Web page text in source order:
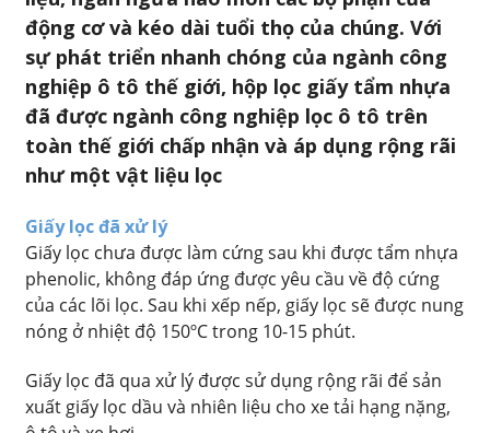
động cơ và kéo dài tuổi thọ của chúng. Với
sự phát triển nhanh chóng của ngành công
nghiệp ô tô thế giới, hộp lọc giấy tẩm nhựa
đã được ngành công nghiệp lọc ô tô trên
toàn thế giới chấp nhận và áp dụng rộng rãi
như một vật liệu lọc
Giấy lọc đã xử lý
Giấy lọc chưa được làm cứng sau khi được tẩm nhựa
phenolic, không đáp ứng được yêu cầu về độ cứng
của các lõi lọc. Sau khi xếp nếp, giấy lọc sẽ được nung
nóng ở nhiệt độ 150ºC trong 10-15 phút.
Giấy lọc đã qua xử lý được sử dụng rộng rãi để sản
xuất giấy lọc dầu và nhiên liệu cho xe tải hạng nặng,